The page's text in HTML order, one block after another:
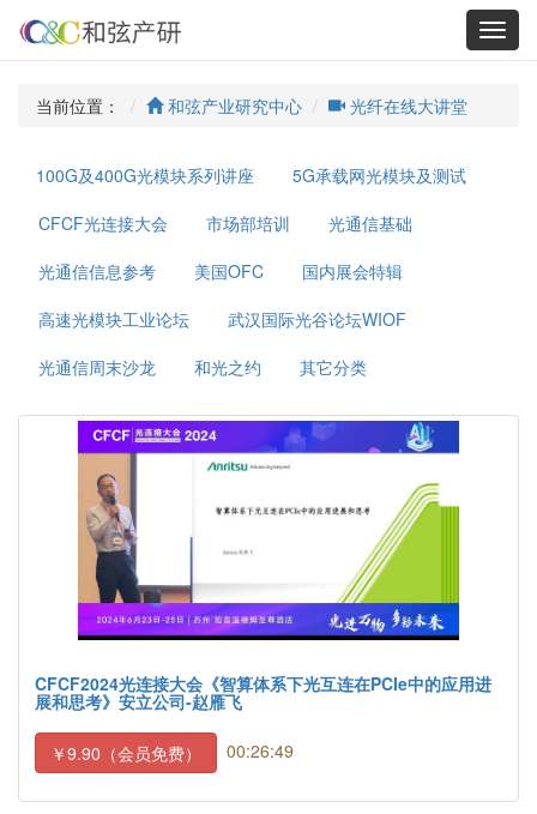
当前位置： 和弦产业研究中心 光纤在线大讲堂
100G及400G光模块系列讲座
5G承载网光模块及测试
CFCF光连接大会
市场部培训
光通信基础
光通信信息参考
美国OFC
国内展会特辑
高速光模块工业论坛
武汉国际光谷论坛WIOF
光通信周末沙龙
和光之约 其它分类
CFCF2024光连接大会《智算体系下光互连在PCIe中的应用进
展和思考》安立公司-赵雁飞
￥9.90（会员免费） 00:26:49